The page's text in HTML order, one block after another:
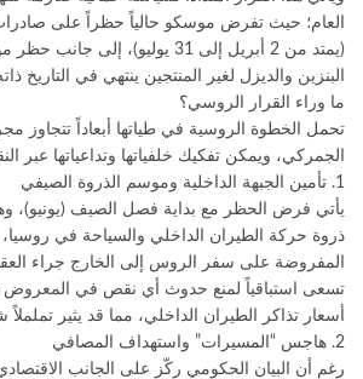
العام؛ حيث تفرض موسكو حالياً حظراً على صادرات
(يمتد من 2 أبريل إلى 31 يوليو)، إلى
البنزين والديزل لغير المنتجين ينتهي في التاريخ
ما وراء القرار الروسي؟
​تحمل الخطوة الروسية في طياتها أبعاداً تتجاوز
الجمركي، ويمكن تفكيك خلفياتها وتداعياتها عبر
​1. تأمين الجبهة الداخلية وموسم الذروة الصيفي
​يأتي فرض الحظر مع بداية فصل الصيف (يونيو)،
ذروة حركة الطيران الداخلي والسياحة في
المفروضة على سفر الروس إلى الخارج جراء
تسعى استباقياً لمنع حدوث أي نقص في
أسعار تذاكر الطيران الداخلي، مما قد يثير تململاً
​2. هاجس “المسيرات” واستهداف المصافي
​رغم أن البيان الحكومي ركّز على الجانب